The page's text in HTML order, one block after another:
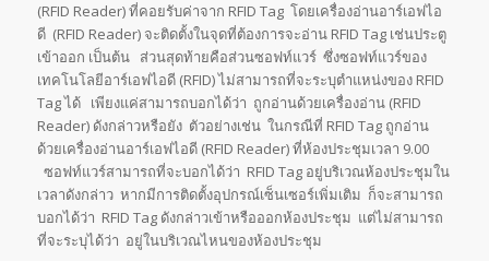
(RFID Reader) ที่คอยรับค่าจาก RFID Tag โดยเครื่องอ่านอาร์เอฟไอ
ดี (RFID Reader) จะติดตั้งในจุดที่ต้องการจะอ่าน RFID Tag เช่นประตู
เข้าออก เป็นต้น ส่วนสุดท้ายคือส่วนซอฟท์แวร์ ซึ่งซอฟท์แวร์ของ
เทคโนโลยีอาร์เอฟไอดี (RFID) ไม่สามารถที่จะระบุตำแหน่งของ RFID
Tag ได้ เพียงแค่สามารถบอกได้ว่า ถูกอ่านด้วยเครื่องอ่าน (RFID
Reader) ดังกล่าวหรือยัง ตัวอย่างเช่น ในกรณีที่ RFID Tag ถูกอ่าน
ด้วยเครื่องอ่านอาร์เอฟไอดี (RFID Reader) ที่ห้องประชุมเวลา 9.00
ซอฟท์แวร์สามารถที่จะบอกได้ว่า RFID Tag อยู่บริเวณห้องประชุมใน
เวลาดังกล่าว หากมีการติดตั้งอุปกรณ์เซ็นเซอร์เพิ่มเติม ก็จะสามารถ
บอกได้ว่า RFID Tag ดังกล่าวเข้าหรือออกห้องประชุม แต่ไม่สามารถ
ที่จะระบุได้ว่า อยู่ในบริเวณไหนของห้องประชุม